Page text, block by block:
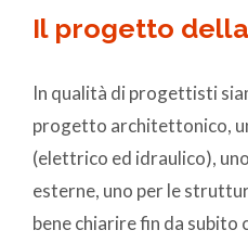
Il progetto
In qualità di progettisti
progetto architettonico,
(elettrico ed idraulico),
esterne, uno per le
bene chiarire fin da